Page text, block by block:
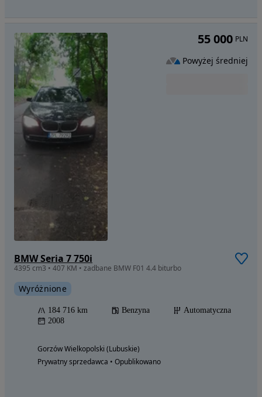
BMW Seria 7 750i
4395 cm3 • 407 KM • zadbane BMW F01 4.4 biturbo
Wyróżnione
184 716 km Benzyna
Automatyczna
2008
Gorzów Wielkopolski (Lubuskie)
Prywatny sprzedawca • Opublikowano
55 000 PLN
Powyżej średniej